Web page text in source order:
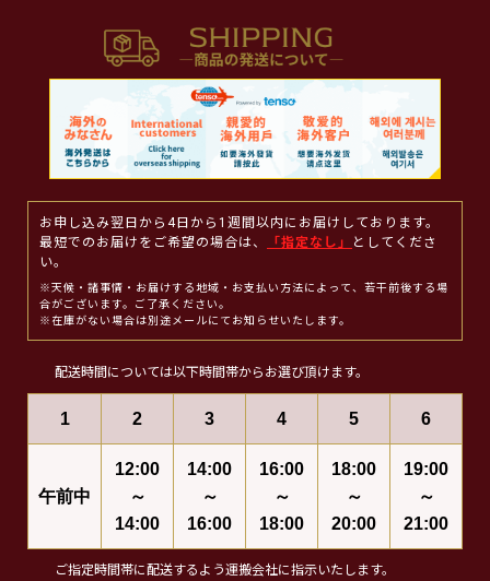
お申し込み翌日から4日から1週間以内にお届けしております。
最短でのお届けをご希望の場合は、
「指定なし」
としてくださ
い。
※天候・諸事情・お届けする地域・お支払い方法によって、若干前後する場
合がございます。ご了承ください。
※在庫がない場合は別途メールにてお知らせいたします。
配送時間については以下時間帯からお選び頂けます。
1 2 3 4 5 6
午前中
12:00
～
14:00
14:00
～
16:00
16:00
～
18:00
18:00
～
20:00
19:00
～
21:00
ご指定時間帯に配送するよう運搬会社に指示いたします。